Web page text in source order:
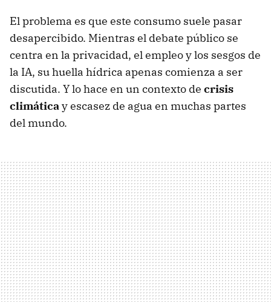
El problema es que este consumo suele pasar
desapercibido. Mientras el debate público se
centra en la privacidad, el empleo y los sesgos de
la IA, su huella hídrica apenas comienza a ser
discutida. Y lo hace en un contexto de crisis
climáticay escasez de agua en muchas partes
del mundo.